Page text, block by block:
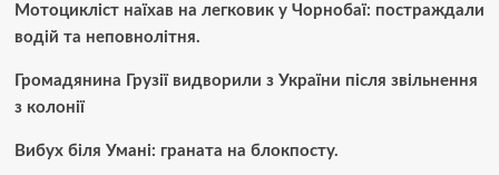
Мотоцикліст наїхав на легковик у Чорнобаї: постраждали
водій та неповнолітня.
Громадянина Грузії видворили з України після звільнення
з колонії
Вибух біля Умані: граната на блокпосту.